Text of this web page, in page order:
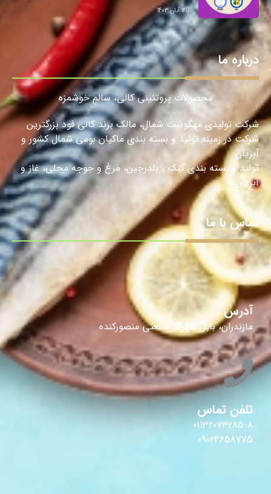
12 آبان 1403
درباره ما
محصولات پروتئینی کالی، سالمِ خوشمزه
شرکت تولیدی مهگوشت شمال، مالک برند کالی فود بزرگترین
شرکت در زمینه تولید و بسته بندی ماکیان بومی شمال کشور و
آبزیان
تولید و بسته بندی کبک ، بلدرچین، مرغ و جوجه محلی، غاز و
آبزیان.
تماس با ما
آدرس
مازندران، بابل شهرک صنعتی منصورکنده
تلفن تماس
01132073285-8
09024658775